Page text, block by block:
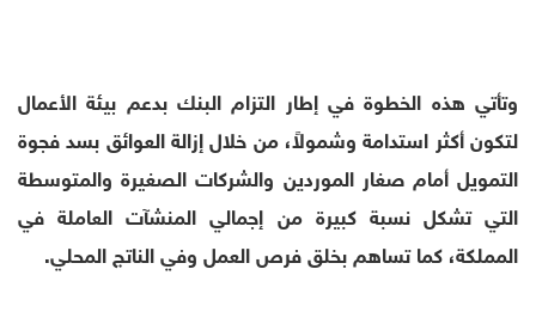
وتأتي هذه الخطوة في إطار التزام البنك بدعم بيئة الأعمال
لتكون أكثر استدامة وشمولاً، من خلال إزالة العوائق بسد فجوة
التمويل أمام صغار الموردين والشركات الصغيرة والمتوسطة
التي تشكل نسبة كبيرة من إجمالي المنشآت العاملة في
المملكة، كما تساهم بخلق فرص العمل وفي الناتج المحلي.